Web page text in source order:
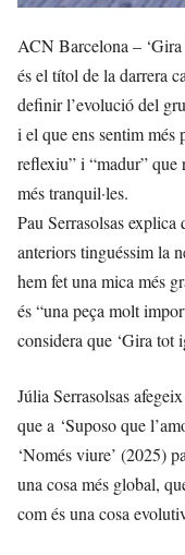
ACN Barcelona –
és el títol de la darrera
definir l’evolució del
i el que ens sentim més
reflexiu” i “madur” que
més tranquil·les.
Pau Serrasolsas
anteriors tinguéssim la
hem fet una mica més
és “una peça molt
considera que ‘Gira tot
Júlia Serrasolsas
que a ‘Suposo que
‘Només viure’ (2025)
una cosa més global,
com és una cosa